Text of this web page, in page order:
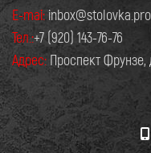
E-mai: inbox@stolovka.pro
Тел.:+7 (920) 143-76-76
Адрес: Проспект